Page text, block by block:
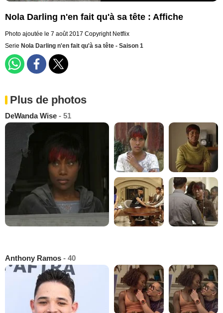
Nola Darling n'en fait qu'à sa tête : Affiche
Photo ajoutée le 7 août 2017 Copyright Netflix
Serie Nola Darling n'en fait qu'à sa tête - Saison 1
Plus de photos
DeWanda Wise - 51
Anthony Ramos - 40